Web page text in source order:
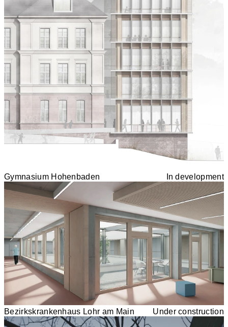
Gymnasium Hohenbaden In development
Bezirkskrankenhaus Lohr am Main Under construction